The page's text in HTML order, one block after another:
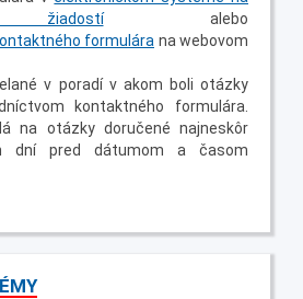
žiadostíalebo
formulára na webovom
v poradí v akom boli otázky
kontaktného formulára.
na otázky doručené najneskôr
dní pred dátumom a časom